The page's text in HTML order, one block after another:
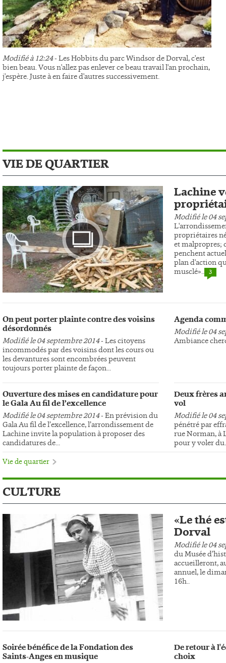
Modifié à 12:24- Les Hobbits du parc Windsor de Dorval, c'est
bien beau. Vous n'allez pas enlever ce beau travail l'an prochain,
j'espère. Juste à en faire d'autres successivement.
VIE DE QUARTIER
Lachine
Modifié le 04
propriétaires
et malpropres;
penchent
plan d'action
musclé».. 3
Photo
On peut porter plainte contre des voisins
désordonnés
Modifié le 04 septembre 2014- Les citoyens
incommodés par des voisins dont les cours ou
les devantures sont encombrées peuvent
toujours porter plainte de façon...
Ouverture des mises en candidature pour
le Gala Au fil de l’excellence
Modifié le 04 septembre 2014- En prévision du
Gala Au fil de l’excellence, l’arrondissement de
Lachine invite la population à proposer des
candidatures de...
Agenda
Modifié le 04
Ambiance
Deux frères
vol
Modifié le 04
pénétré par
rue Norman, à
pour y voler
Vie de quartier
CULTURE
«Le thé
Dorval
Modifié le 04
du Musée
accueilleront,
annuel, le
16h..
Soirée bénéfice de la Fondation des
Saints-Anges en musique
De retour à
choix